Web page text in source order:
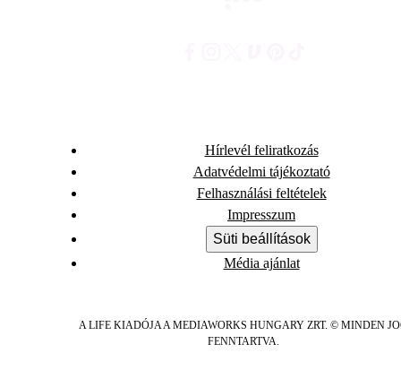
Hírlevél feliratkozás
Adatvédelmi tájékoztató
Felhasználási feltételek
Impresszum
Süti beállítások
Média ajánlat
A LIFE KIADÓJA A MEDIAWORKS HUNGARY ZRT. © MINDEN
FENNTARTVA.